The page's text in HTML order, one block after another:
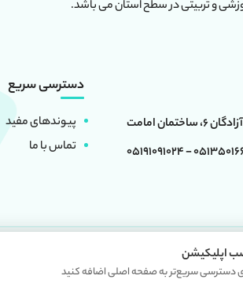
و تربیتی در سطح استان می باشد.
05135016600 -
دسترسی سریع
پیوندهای مفید
تماس با ما
ذکر منبع بلامانع است. کلیه حقوق این سایت متعلق به
اپلیکیشن
دسترسی سریع‌تر به صفحه اصلی اضافه کنید